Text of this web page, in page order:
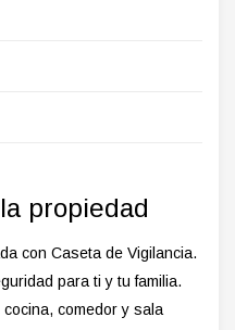
propiedad
con Caseta de Vigilancia.
para ti y tu familia.
comedor y sala